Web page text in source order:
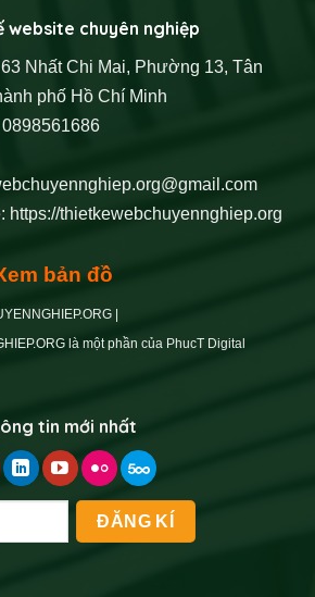
website chuyên nghiệp
Nhất Chi Mai, Phường 13, Tân
phố Hồ Chí Minh
https://thietkewebchuyennghiep.org
bản đồ
|
là một phần của PhucT Digital
tin mới nhất